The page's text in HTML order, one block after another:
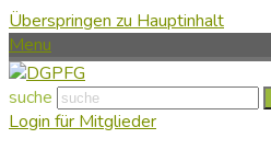
Überspringen zu Hauptinhalt
Menu
suche
Login für Mitglieder